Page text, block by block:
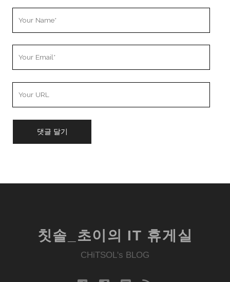
칫솔_초이의 IT 휴게실
CHiTSOL's BLOG